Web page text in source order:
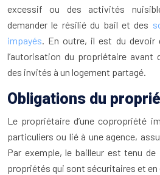
excessif ou des activités
demander le résilié du bail et des
impayés. En outre, il est du devoir
l’autorisation du propriétaire avant
des invités à un logement partagé.
Obligations du
Le propriétaire d’une copropriété
particuliers ou lié à une agence,
Par exemple, le bailleur est tenu de
propriétés qui sont sécuritaires et